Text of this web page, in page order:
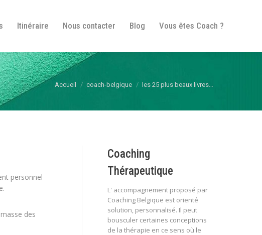
Itinéraire Nous contacter Blog Vous êtes Coach ?
Vous êtes ici :
Accueil coach-belgique les 25 plus beaux livres…
personnel
des
Coaching
Thérapeutique
L' accompagnement proposé par
Coaching Belgique est orienté
solution, personnalisé. Il peut
bousculer certaines conceptions
de la thérapie en ce sens où le